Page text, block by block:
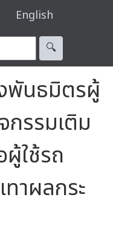
English
🔍︎
พันธมิตรผู้
รรมเติม
ใช้รถ
าผลกระ